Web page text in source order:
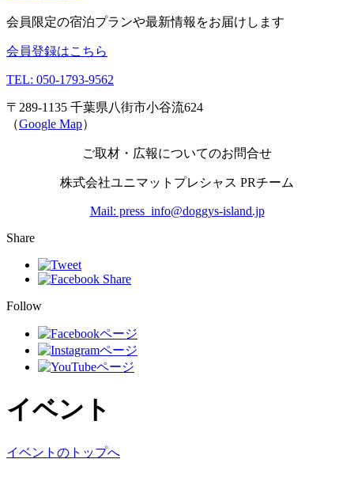
会員限定の宿泊プランや最新情報をお届けします
会員登録はこちら
TEL: 050-1793-9562
〒289-1135 千葉県八街市小谷流624
（Google Map）
ご取材・広報についてのお問合せ
株式会社ユニマットプレシャス PRチーム
Mail: press_info@doggys-island.jp
Share
Follow
イベント
イベントのトップへ